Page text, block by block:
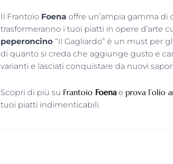
Il Frantoio Foena offre un’ampia gamma di
trasformeranno i tuoi piatti in opere d’arte
peperoncino “Il Gagliardo” è un must per
di quanto si creda che aggiunge gusto e
varianti e lasciati conquistare da nuovi
Scopri di più su Frantoio Foena e prova l’olio
tuoi piatti indimenticabili.